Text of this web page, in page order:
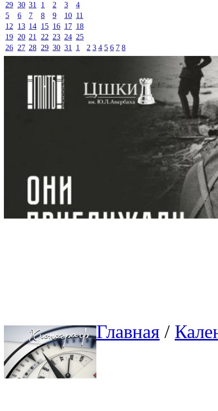
29 30 31 1 2 3
4
5
6 7 8 9 10 11
12
13 14 15 16 17 18
19 20 21 22 23 24 25
26 27 28 29 30 31 1 2 3 4 5 6 7 8
Главная /